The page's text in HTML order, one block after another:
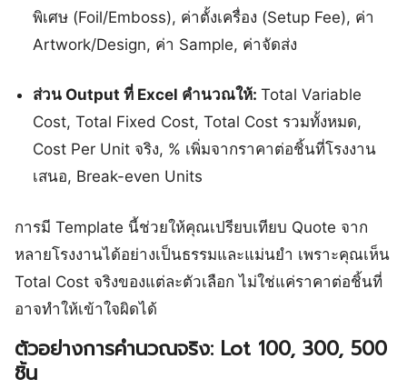
พิเศษ (Foil/Emboss), ค่าตั้งเครื่อง (Setup Fee), ค่า
Artwork/Design, ค่า Sample, ค่าจัดส่ง
ส่วน Output ที่ Excel คำนวณให้:Total Variable
Cost, Total Fixed Cost, Total Cost รวมทั้งหมด,
Cost Per Unit จริง, % เพิ่มจากราคาต่อชิ้นที่โรงงาน
เสนอ, Break-even Units
การมี Template นี้ช่วยให้คุณเปรียบเทียบ Quote จาก
หลายโรงงานได้อย่างเป็นธรรมและแม่นยำ เพราะคุณเห็น
Total Cost จริงของแต่ละตัวเลือก ไม่ใช่แค่ราคาต่อชิ้นที่
อาจทำให้เข้าใจผิดได้
ตัวอย่างการคำนวณจริง: Lot 100, 300, 500
ชิ้น